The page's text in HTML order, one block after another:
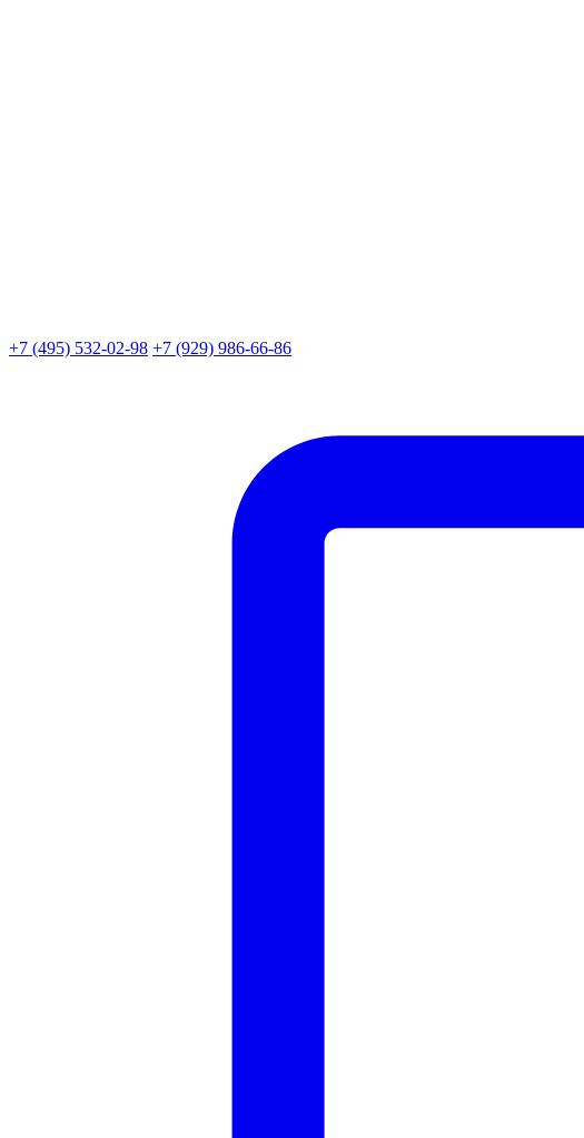
+7 (495) 532-02-98 +7 (929) 986-66-86